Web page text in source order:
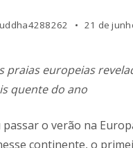
21 de
praias europeias
quente do ano
passar o verão na
continente, o